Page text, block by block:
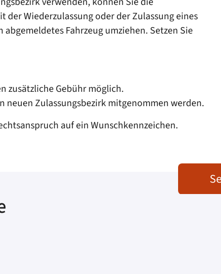
Wiederzulassung oder der Zulassung eines
abgemeldetesFahrzeugumziehen. Setzen Sie
zusätzliche Gebühr möglich.
neuen Zulassungsbezirk mitgenommen werden.
auf ein Wunschkennzeichen.